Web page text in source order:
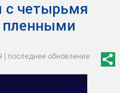
с четырьмя
| последнее обновление: